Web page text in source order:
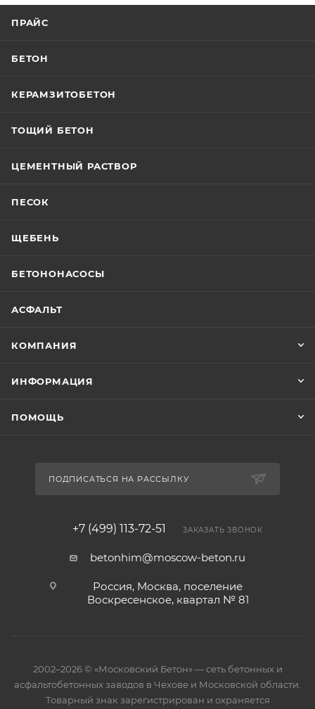
ПРАЙС
БЕТОН
КЕРАМЗИТОБЕТОН
ТОЩИЙ БЕТОН
ЦЕМЕНТНЫЙ РАСТВОР
ПЕСОК
ЩЕБЕНЬ
БЕТОНОНАСОСЫ
АСФАЛЬТ
КОМПАНИЯ
ИНФОРМАЦИЯ
ПОМОЩЬ
ПОДПИСАТЬСЯ НА РАССЫЛКУ
+7 (499) 113-72-51 ЗАКАЗАТЬ ЗВОНОК
betonhim@moscow-beton.ru
Россия, Москва, поселение
Воскресенское, квартал № 81
2002–2026 © «Московский Бетон» — сеть бетонных и
асфальтобетонных заводов в Чехове и Московской области.
Товарный знак зарегистрирован и охраняется